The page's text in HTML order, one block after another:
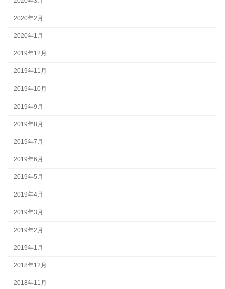
2020年2月
2020年1月
2019年12月
2019年11月
2019年10月
2019年9月
2019年8月
2019年7月
2019年6月
2019年5月
2019年4月
2019年3月
2019年2月
2019年1月
2018年12月
2018年11月